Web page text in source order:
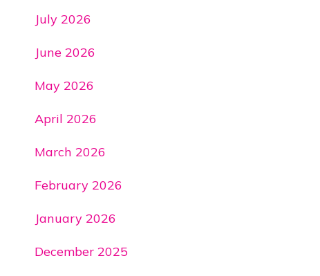
July 2026
June 2026
May 2026
April 2026
March 2026
February 2026
January 2026
December 2025